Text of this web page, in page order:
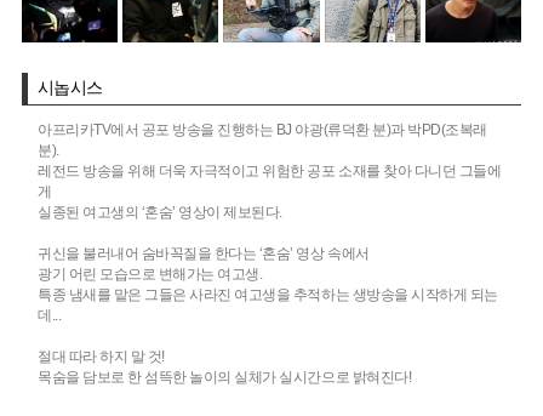
시놉시스
아프리카TV에서 공포 방송을 진행하는 BJ 야광(류덕환 분)과 박PD(조복래
분).
레전드 방송을 위해 더욱 자극적이고 위험한 공포 소재를 찾아 다니던 그들에
게
실종된 여고생의 ‘혼숨’ 영상이 제보된다.
귀신을 불러내어 숨바꼭질을 한다는 ‘혼숨’ 영상 속에서
광기 어린 모습으로 변해가는 여고생.
특종 냄새를 맡은 그들은 사라진 여고생을 추적하는 생방송을 시작하게 되는
데...
절대 따라 하지 말 것!
목숨을 담보로 한 섬뜩한 놀이의 실체가 실시간으로 밝혀진다!